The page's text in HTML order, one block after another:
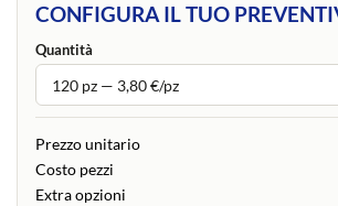
CONFIGURA IL TUO
Quantità
Prezzo unitario
Costo pezzi
Extra opzioni